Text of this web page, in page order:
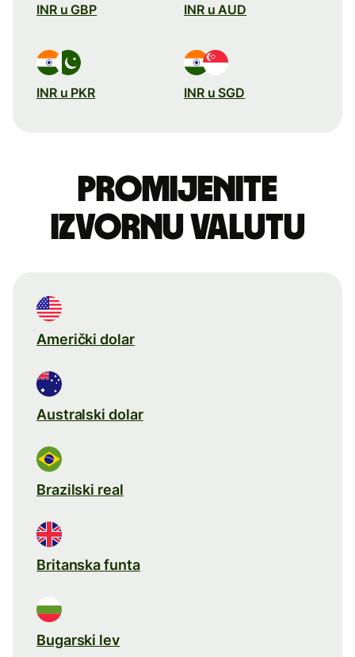
INR u GBP INR u AUD
INR u PKR INR u SGD
Promijenite
izvornu valutu
Američki dolar
Australski dolar
Brazilski real
Britanska funta
Bugarski lev